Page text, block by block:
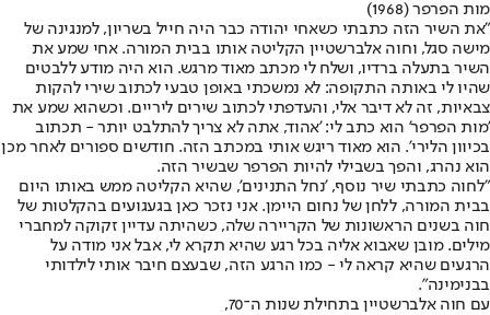
מות הפרפר (1968)
"את השיר הזה כתבתי כשאחי יהודה כבר היה חייל בשריון, למנגינה של
מישה סגל, וחוה אלברשטיין הקליטה אותו בבית המורה. אחי שמע את
השיר בתעלה ברדיו, ושלח לי מכתב מאוד מרגש. הוא היה מודע ללבטים
שהיו לי באותה התקופה: לא נמשכתי באופן טבעי לכתוב שירי להקות
צבאיות, זה לא דיבר אלי, והעדפתי לכתוב שירים ליריים. וכשהוא שמע את
'מות הפרפר' הוא כתב לי: 'אהוד, אתה לא צריך להתלבט יותר - תכתוב
בכיוון הלירי'. הוא מאוד ריגש אותי במכתב הזה. חודשים ספורים לאחר מכן
הוא נהרג, והפך בשבילי להיות הפרפר שבשיר הזה.
"לחוה כתבתי שיר נוסף, 'נחל התנינים', שהיא הקליטה ממש באותו היום
בבית המורה, ללחן של נחום היימן. אני נזכר כאן בגעגועים בהקלטות של
חוה בשנים הראשונות של הקריירה שלה, כשהיתה עדיין זקוקה למחברי
מילים. מובן שאבוא אליה בכל רגע שהיא תקרא לי, אבל אני מודה על
הרגעים שהיא קראה לי - כמו הרגע הזה, שבעצם חיבר אותי לילדותי
בבנימינה".
עם חוה אלברשטיין בתחילת שנות ה־70,